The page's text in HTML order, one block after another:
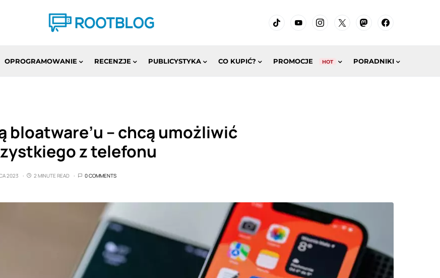
OPROGRAMOWANIE RECENZJE PUBLICYSTYKA CO KUPIĆ? PROMOCJE HOT PORADNIKI
bloatware’u – chcą umożliwić
z telefonu
2023 2 MINUTE READ 0 COMMENTS